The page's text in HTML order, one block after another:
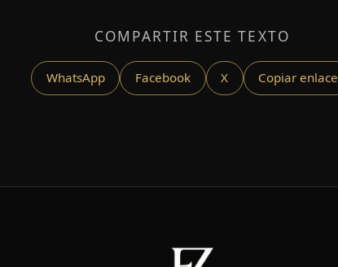
COMPARTIR ESTE TEXTO
WhatsApp Facebook X Copiar enlace